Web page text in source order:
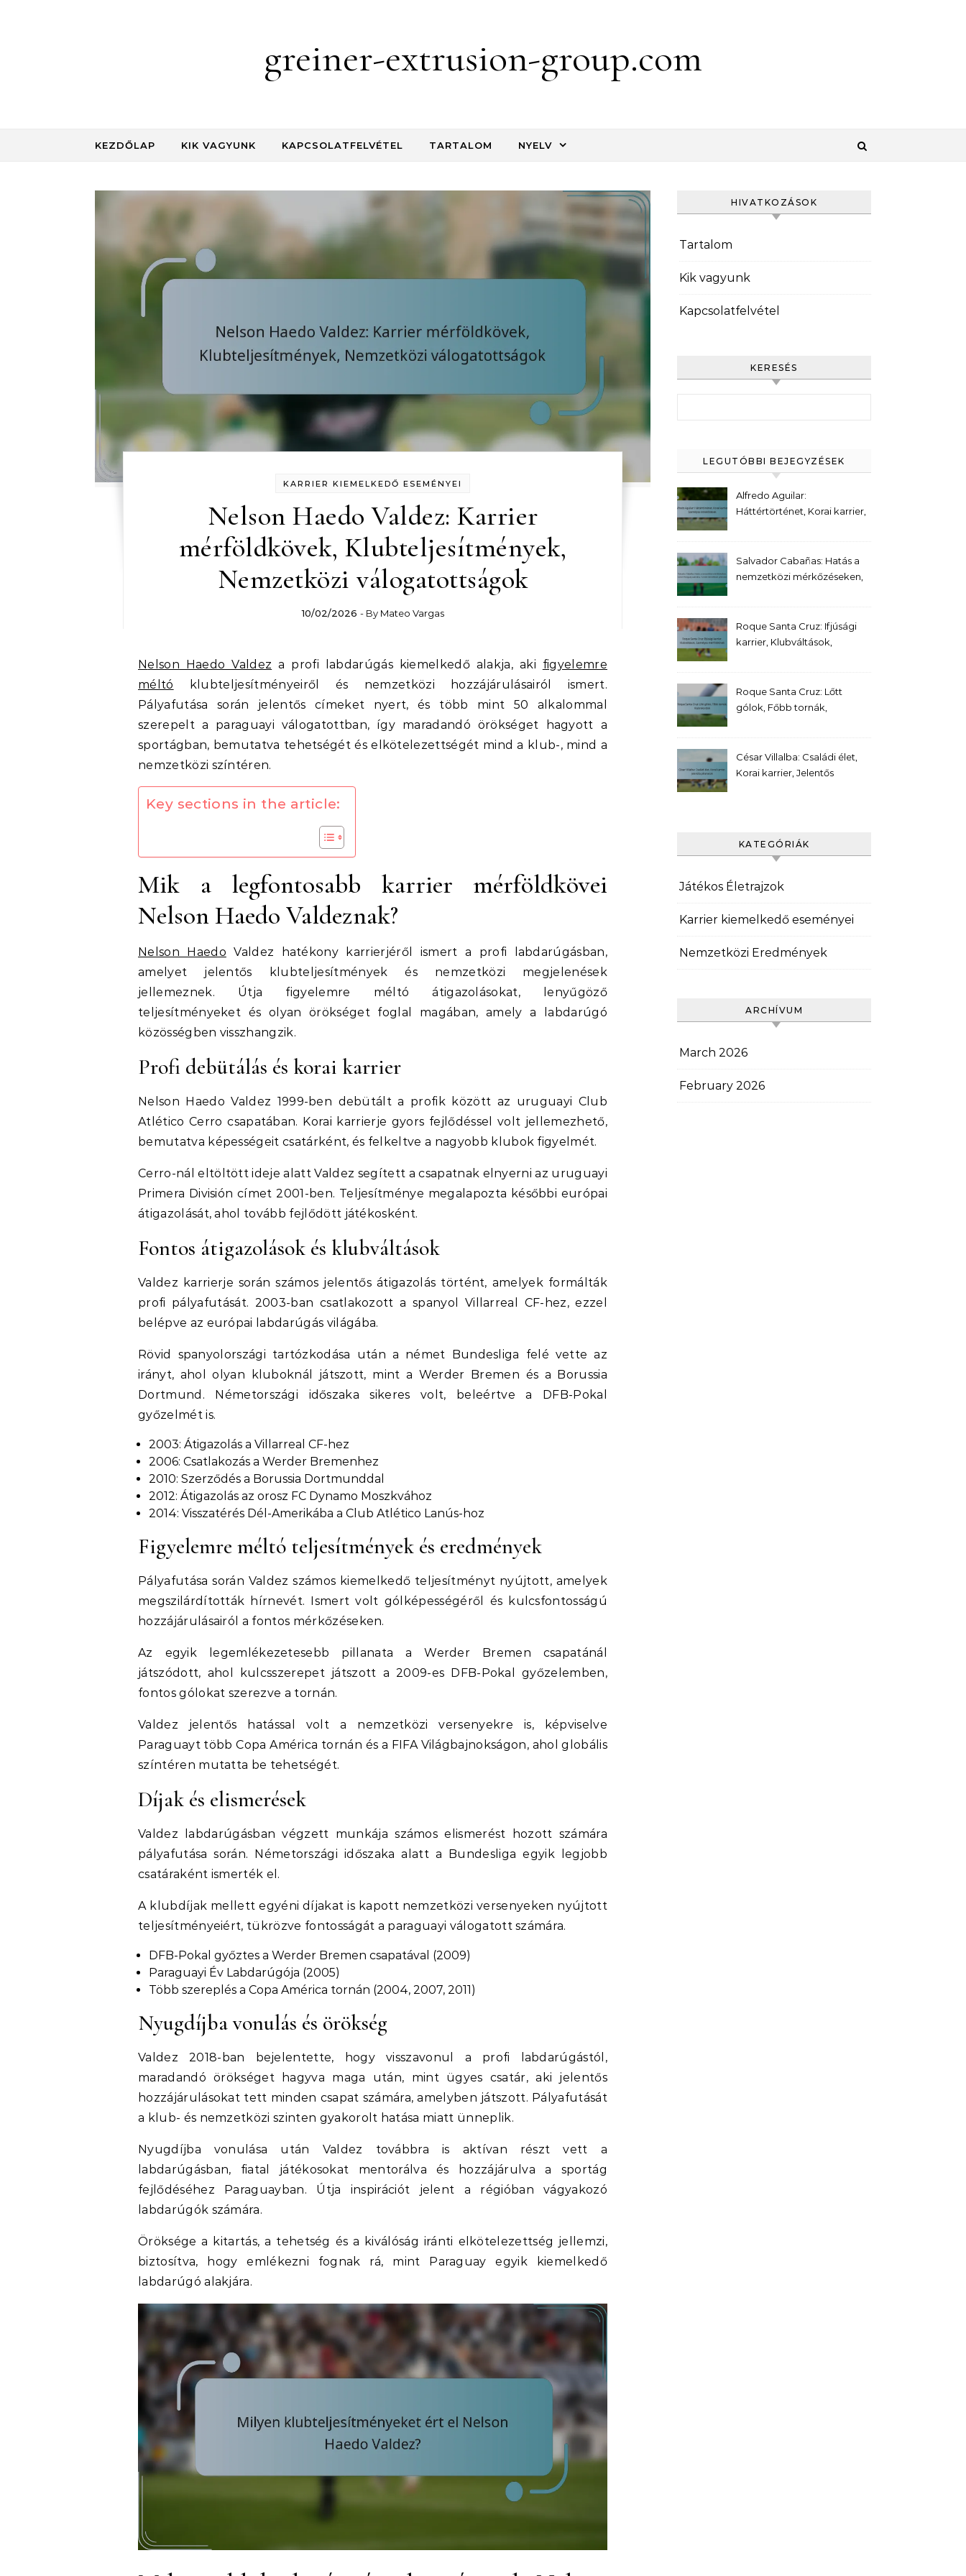
greiner-extrusion-group.com
KEZDŐLAP KIK VAGYUNK KAPCSOLATFELVÉTEL TARTALOM NYELV
KARRIER KIEMELKEDŐ ESEMÉNYEI
Nelson Haedo Valdez: Karrier
mérföldkövek, Klubteljesítmények,
Nemzetközi válogatottságok
10/02/2026 - By Mateo Vargas
Nelson Haedo Valdez a profi labdarúgás kiemelkedő alakja, aki figyelemre
méltó klubteljesítményeiről és nemzetközi hozzájárulásairól ismert.
Pályafutása során jelentős címeket nyert, és több mint 50 alkalommal
szerepelt a paraguayi válogatottban, így maradandó örökséget hagyott a
sportágban, bemutatva tehetségét és elkötelezettségét mind a klub-, mind a
nemzetközi színtéren.
Key sections in the article:
Mik a legfontosabb karrier mérföldkövei
Nelson Haedo Valdeznak?
Nelson Haedo Valdez hatékony karrierjéről ismert a profi labdarúgásban,
amelyet jelentős klubteljesítmények és nemzetközi megjelenések
jellemeznek. Útja figyelemre méltó átigazolásokat, lenyűgöző
teljesítményeket és olyan örökséget foglal magában, amely a labdarúgó
közösségben visszhangzik.
Profi debütálás és korai karrier
Nelson Haedo Valdez 1999-ben debütált a profik között az uruguayi Club
Atlético Cerro csapatában. Korai karrierje gyors fejlődéssel volt jellemezhető,
bemutatva képességeit csatárként, és felkeltve a nagyobb klubok figyelmét.
Cerro-nál eltöltött ideje alatt Valdez segített a csapatnak elnyerni az uruguayi
Primera División címet 2001-ben. Teljesítménye megalapozta későbbi európai
átigazolását, ahol tovább fejlődött játékosként.
Fontos átigazolások és klubváltások
Valdez karrierje során számos jelentős átigazolás történt, amelyek formálták
profi pályafutását. 2003-ban csatlakozott a spanyol Villarreal CF-hez, ezzel
belépve az európai labdarúgás világába.
Rövid spanyolországi tartózkodása után a német Bundesliga felé vette az
irányt, ahol olyan kluboknál játszott, mint a Werder Bremen és a Borussia
Dortmund. Németországi időszaka sikeres volt, beleértve a DFB-Pokal
győzelmét is.
2003: Átigazolás a Villarreal CF-hez
2006: Csatlakozás a Werder Bremenhez
2010: Szerződés a Borussia Dortmunddal
2012: Átigazolás az orosz FC Dynamo Moszkvához
2014: Visszatérés Dél-Amerikába a Club Atlético Lanús-hoz
Figyelemre méltó teljesítmények és eredmények
Pályafutása során Valdez számos kiemelkedő teljesítményt nyújtott, amelyek
megszilárdították hírnevét. Ismert volt gólképességéről és kulcsfontosságú
hozzájárulásairól a fontos mérkőzéseken.
Az egyik legemlékezetesebb pillanata a Werder Bremen csapatánál
játszódott, ahol kulcsszerepet játszott a 2009-es DFB-Pokal győzelemben,
fontos gólokat szerezve a tornán.
Valdez jelentős hatással volt a nemzetközi versenyekre is, képviselve
Paraguayt több Copa América tornán és a FIFA Világbajnokságon, ahol globális
színtéren mutatta be tehetségét.
Díjak és elismerések
Valdez labdarúgásban végzett munkája számos elismerést hozott számára
pályafutása során. Németországi időszaka alatt a Bundesliga egyik legjobb
csatáraként ismerték el.
A klubdíjak mellett egyéni díjakat is kapott nemzetközi versenyeken nyújtott
teljesítményeiért, tükrözve fontosságát a paraguayi válogatott számára.
DFB-Pokal győztes a Werder Bremen csapatával (2009)
Paraguayi Év Labdarúgója (2005)
Több szereplés a Copa América tornán (2004, 2007, 2011)
Nyugdíjba vonulás és örökség
Valdez 2018-ban bejelentette, hogy visszavonul a profi labdarúgástól,
maradandó örökséget hagyva maga után, mint ügyes csatár, aki jelentős
hozzájárulásokat tett minden csapat számára, amelyben játszott. Pályafutását
a klub- és nemzetközi szinten gyakorolt hatása miatt ünneplik.
Nyugdíjba vonulása után Valdez továbbra is aktívan részt vett a
labdarúgásban, fiatal játékosokat mentorálva és hozzájárulva a sportág
fejlődéséhez Paraguayban. Útja inspirációt jelent a régióban vágyakozó
labdarúgók számára.
Öröksége a kitartás, a tehetség és a kiválóság iránti elkötelezettség jellemzi,
biztosítva, hogy emlékezni fognak rá, mint Paraguay egyik kiemelkedő
labdarúgó alakjára.
HIVATKOZÁSOK
Tartalom
Kik vagyunk
Kapcsolatfelvétel
KERESÉS
LEGUTÓBBI BEJEGYZÉSEK
Alfredo Aguilar:
Háttértörténet, Korai karrier,
Salvador Cabañas: Hatás a
nemzetközi mérkőzéseken,
Roque Santa Cruz: Ifjúsági
karrier, Klubváltások,
Roque Santa Cruz: Lőtt
gólok, Főbb tornák,
César Villalba: Családi élet,
Korai karrier, Jelentős
KATEGÓRIÁK
Játékos Életrajzok
Karrier kiemelkedő eseményei
Nemzetközi Eredmények
ARCHÍVUM
March 2026
February 2026